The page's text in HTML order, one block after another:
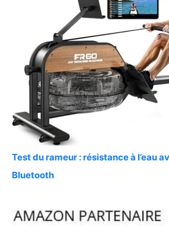
Test du rameur : résistance à l’eau
Bluetooth